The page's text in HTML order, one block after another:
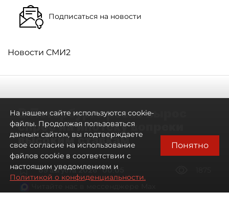
Подписаться на новости
Новости СМИ2
В Петербурге резко вырос
спрос на ипотеку вопреки
высоким ставкам
09 августа 2026 00:05
На нашем сайте используются cookie-
файлы. Продолжая пользоваться
данным сайтом, вы подтверждаете
свое согласие на использование
файлов cookie в соответствии с
настоящим уведомлением и
Политикой о конфиденциальности.
Понятно